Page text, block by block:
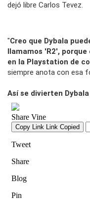
dejó libre Carlos Tevez.
"Creo que Dybala
llamamos 'R2',
en la Playstation de
siempre anota con esa
Así se divierten Dybala